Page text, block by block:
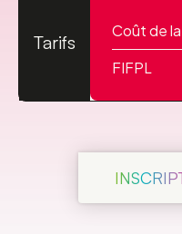
Tarifs Coût de
FIFPL